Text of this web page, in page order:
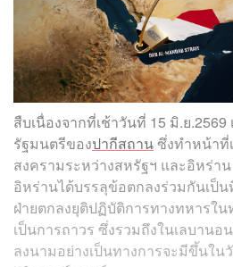
สืบเนื่องจากที่เช้าวันที่ 15 มิ.ย
รัฐมนตรีของปากีสถานซึ่งทำหน้าที่
สงครามระหว่างสหรัฐฯ และอิหร่า
อิหร่านได้บรรลุข้อตกลงร่วมกันเป็น
ฝ่ายตกลงยุติปฏิบัติการทางทหารใ
เป็นการถาวร ซึ่งรวมถึงในเลบานอ
ลงนามอย่างเป็นทางการจะมีขึ้นใน